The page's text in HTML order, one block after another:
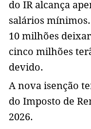
do IR alcança
salários
10 milhões
cinco milhões
devido.
A nova isenção
do Imposto de
2026.